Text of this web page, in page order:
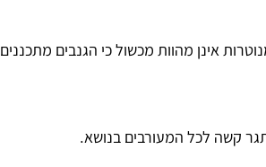
אינן מהוות מכשול כי הגנבים מתכננים